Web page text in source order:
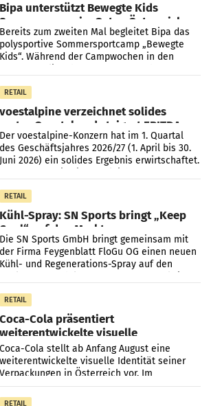
Bipa unterstützt Bewegte Kids
Sommercamps im Osten Österreichs
Bereits zum zweiten Mal begleitet Bipa das
polysportive Sommersportcamp „Bewegte
Kids“. Während der Campwochen in den
RETAIL
voestalpine verzeichnet solides
erstes Quartal und steigert EBITDA
Der voestalpine-Konzern hat im 1. Quartal
des Geschäftsjahres 2026/27 (1. April bis 30.
Juni 2026) ein solides Ergebnis erwirtschaftet.
RETAIL
Kühl-Spray: SN Sports bringt „Keep
Cool“ auf den Markt
Die SN Sports GmbH bringt gemeinsam mit
der Firma Feygenblatt FloGu OG einen neuen
Kühl- und Regenerations-Spray auf den
RETAIL
Coca-Cola präsentiert
weiterentwickelte visuelle
Markenidentität
Coca-Cola stellt ab Anfang August eine
weiterentwickelte visuelle Identität seiner
Verpackungen in Österreich vor. Im
Mittelpunkt des Redesigns stehen zentrale
Gestaltungselemente
RETAIL